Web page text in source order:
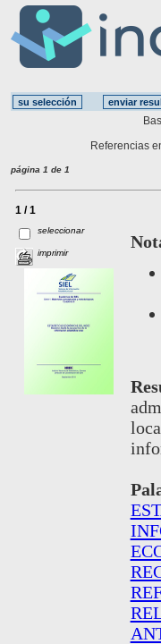
Referencias
página 1 de 1
1 / 1
seleccionar
imprimir